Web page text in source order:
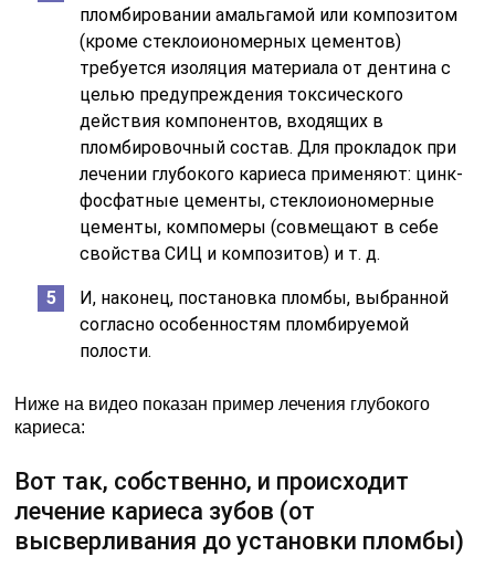
пломбировании амальгамой или композитом
(кроме стеклоиономерных цементов)
требуется изоляция материала от дентина с
целью предупреждения токсического
действия компонентов, входящих в
пломбировочный состав. Для прокладок при
лечении глубокого кариеса применяют: цинк-
фосфатные цементы, стеклоиономерные
цементы, компомеры (совмещают в себе
свойства СИЦ и композитов) и т. д.
И, наконец, постановка пломбы, выбранной
согласно особенностям пломбируемой
полости.
Ниже на видео показан пример лечения глубокого
кариеса:
Вот так, собственно, и происходит
лечение кариеса зубов (от
высверливания до установки пломбы)